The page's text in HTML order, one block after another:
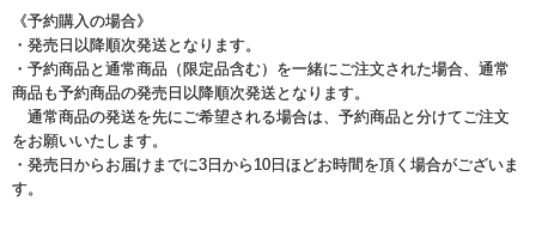
《予約購入の場合》
・発売日以降順次発送となります。
・予約商品と通常商品（限定品含む）を一緒にご注文された場合、通常
商品も予約商品の発売日以降順次発送となります。
通常商品の発送を先にご希望される場合は、予約商品と分けてご注文
をお願いいたします。
・発売日からお届けまでに3日から10日ほどお時間を頂く場合がございま
す。